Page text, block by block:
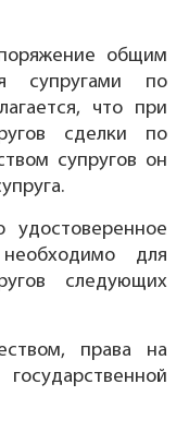
общим
супругами по
что при
сделки по
супругов он
для
следующих
права на